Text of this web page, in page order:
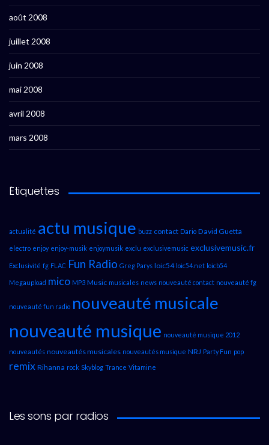
août 2008
juillet 2008
juin 2008
mai 2008
avril 2008
mars 2008
Étiquettes
actualité actu musique buzz contact Dario David Guetta
electro enjoy enjoy-musik enjoymusik exclu exclusivemusic exclusivemusic.fr
Exclusivité fg FLAC Fun Radio Greg Parys loic54 loic54.net loicb54
Megaupload mico MP3 Music musicales news nouveauté contact nouveauté fg
nouveauté fun radio nouveauté musicale
nouveauté musique nouveauté musique 2012
nouveautés nouveautés musicales nouveautés musique NRJ Party Fun pop
remix Rihanna rock Skyblog Trance Vitamine
Les sons par radios